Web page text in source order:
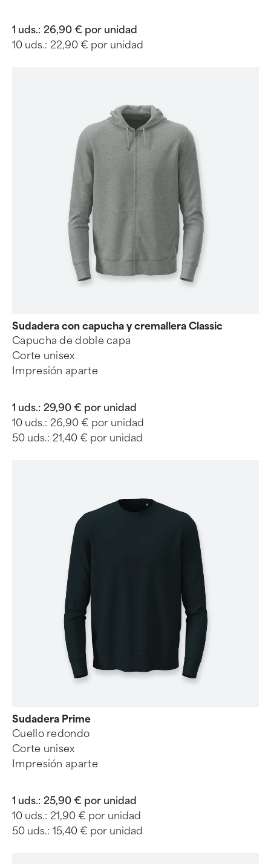
1 uds.: 26,90 € por unidad
10 uds.: 22,90 € por unidad
Sudadera con capucha y cremallera Classic
Capucha de doble capa
Corte unisex
Impresión aparte
1 uds.: 29,90 € por unidad
10 uds.: 26,90 € por unidad
50 uds.: 21,40 € por unidad
Sudadera Prime
Cuello redondo
Corte unisex
Impresión aparte
1 uds.: 25,90 € por unidad
10 uds.: 21,90 € por unidad
50 uds.: 15,40 € por unidad